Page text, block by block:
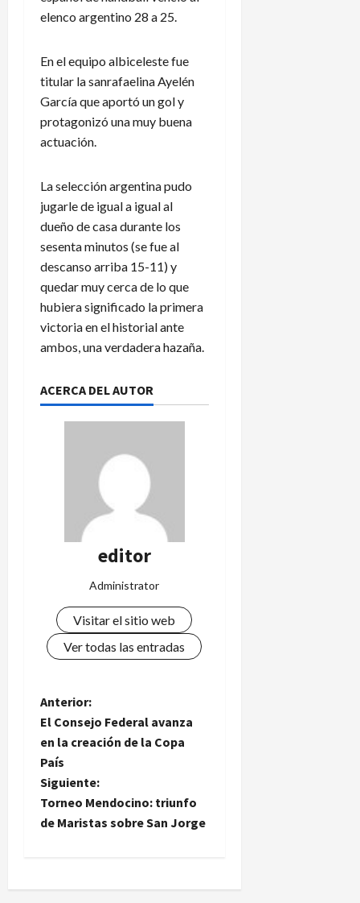
elenco argentino 28 a 25.
En el equipo albiceleste fue
titular la sanrafaelina Ayelén
García que aportó un gol y
protagonizó una muy buena
actuación.
La selección argentina pudo
jugarle de igual a igual al
dueño de casa durante los
sesenta minutos (se fue al
descanso arriba 15-11) y
quedar muy cerca de lo que
hubiera significado la primera
victoria en el historial ante
ambos, una verdadera hazaña.
ACERCA DEL AUTOR
editor
Administrator
Visitar el sitio web
Ver todas las entradas
N
a
v
e
Anterior:
El Consejo Federal avanza
en la creación de la Copa
País
Siguiente:
Torneo Mendocino: triunfo
de Maristas sobre San Jorge